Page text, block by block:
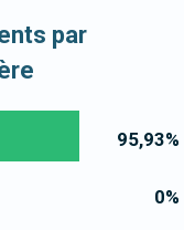
par
95,93%
0%